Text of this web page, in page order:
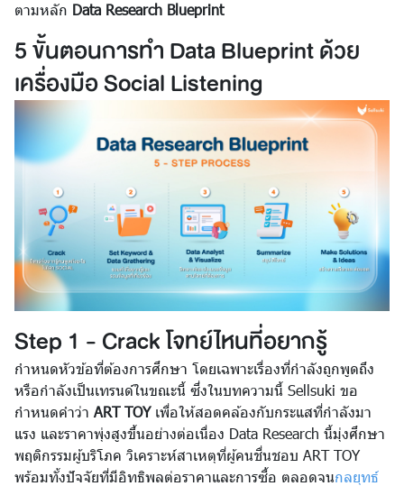
ตามหลัก Data Research Blueprint
5 ขั้นตอนการทำ Data Blueprint ด้วย
เครื่องมือ Social Listening
Step 1 - Crack โจทย์ไหนที่อยากรู้
กำหนดหัวข้อที่ต้องการศึกษา โดยเฉพาะเรื่องที่กำลังถูกพูดถึง
หรือกำลังเป็นเทรนด์ในขณะนี้ ซึ่งในบทความนี้ Sellsuki ขอ
กำหนดคำว่า ART TOYเพื่อให้สอดคล้องกับกระแสที่กำลังมา
แรง และราคาพุ่งสูงขึ้นอย่างต่อเนื่อง Data Research นี้มุ่งศึกษา
พฤติกรรมผู้บริโภค วิเคราะห์สาเหตุที่ผู้คนชื่นชอบ ART TOY
พร้อมทั้งปัจจัยที่มีอิทธิพลต่อราคาและการซื้อ ตลอดจนกลยุทธ์